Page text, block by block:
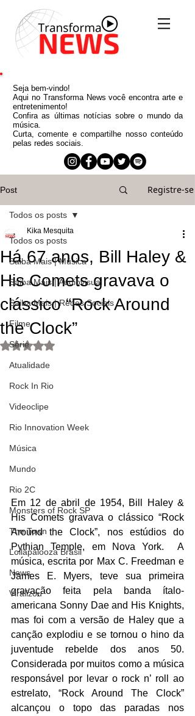
Seja bem-vindo!
Aqui no Transforma News você encontra arte e
entretenimento!
Confira as últimas notícias sobre o mundo da
música.
Curta, comente e compartilhe nosso conteúdo
pelas redes sociais.
Post Registre-se
Todos os posts
Saiba Mais | Música
Saiba Mais | Audiovisual
Saiba Mais | Redes Sociais
Filme
Série
Atualidade
Rock In Rio
Videoclipe
Rio Innovation Week
Música
Mundo
Rio 2C
Monsters of Rock SP
The Town
Lollapalooza Brasil
News
Viralizou
Todos os posts
Há 67 anos, Bill Haley &
His Comets gravava o
clássico “Rock Around
the Clock”
Kika Mesquita
Avaliado com NaN de 5 estrelas.
Em 12 de abril de 1954, Bill Haley &
His Comets gravava o clássico “Rock
Around the Clock”, nos estúdios do
Pythian Temple, em Nova York.  A
música, escrita por Max C. Freedman e
James E. Myers, teve sua primeira
gravação feita pela banda ítalo-
americana Sonny Dae and His Knights,
mas foi com a versão de Haley que a
canção explodiu e se tornou o hino da
juventude rebelde dos anos 50.
Considerada por muitos como a música
responsável por levar o rock n’ roll ao
estrelato, “Rock Around The Clock”
alcançou o topo das paradas nos